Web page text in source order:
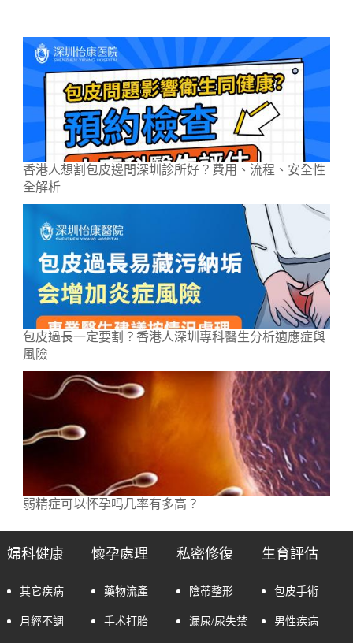
香港人想割包皮邊間深圳診所好？費用、流程、安全性
全解析
包皮過長一定要割？香港人深圳專科醫生分析適應症與
風險
弱精症可以怀孕吗几率有多高？
婦科健康
其它疾病
月經不調
懷孕處理
藥物流產
手术打胎
私密修復
陰蒂整形
漏尿/尿失禁
生育評估
包皮手術
男性疾病